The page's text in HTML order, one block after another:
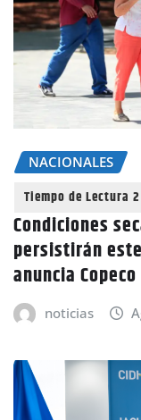
NACIONALES
Condiciones
persistirán
anuncia Copeco
noticias